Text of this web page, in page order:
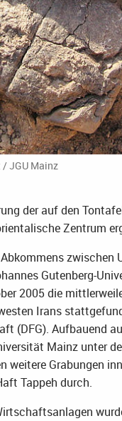
JGU Mainz
der auf den
Zentrum
zwischen
Gutenberg-
2005 die
Irans
(DFG). Aufbauend
Mainz unter
weitere Grabungen
Tappeh durch.